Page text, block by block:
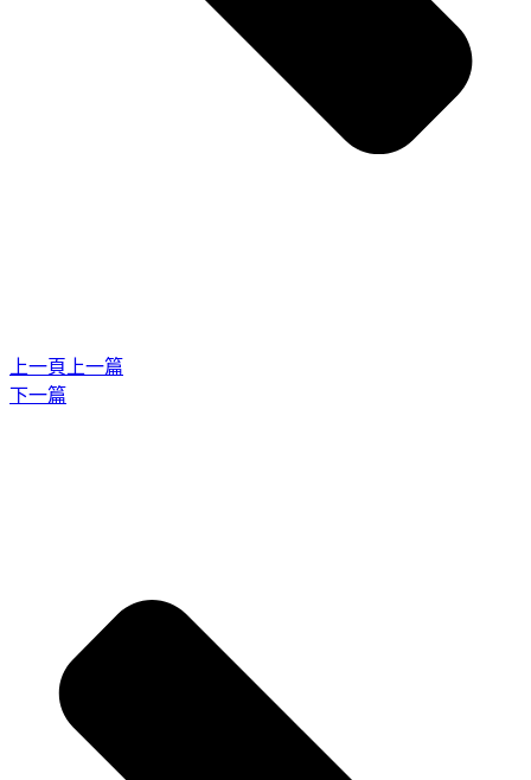
上一頁 上一篇
下一篇